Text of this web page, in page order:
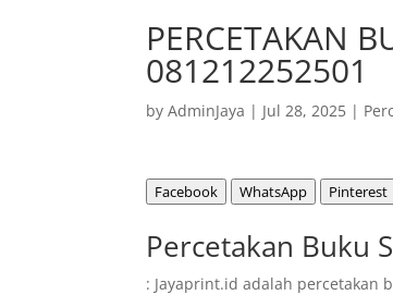
PERCETAKAN
081212252501
byAdminJaya | Jul 28, 2025 |
Facebook WhatsApp Pinterest
Percetakan Buku
: Jayaprint.id adalah